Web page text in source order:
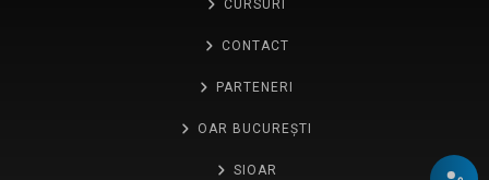
CURSURI
CONTACT
PARTENERI
OAR BUCUREȘTI
SIOAR